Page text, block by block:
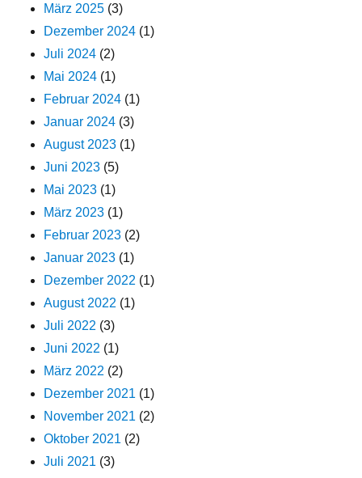
März 2025 (3)
Dezember 2024 (1)
Juli 2024 (2)
Mai 2024 (1)
Februar 2024 (1)
Januar 2024 (3)
August 2023 (1)
Juni 2023 (5)
Mai 2023 (1)
März 2023 (1)
Februar 2023 (2)
Januar 2023 (1)
Dezember 2022 (1)
August 2022 (1)
Juli 2022 (3)
Juni 2022 (1)
März 2022 (2)
Dezember 2021 (1)
November 2021 (2)
Oktober 2021 (2)
Juli 2021 (3)